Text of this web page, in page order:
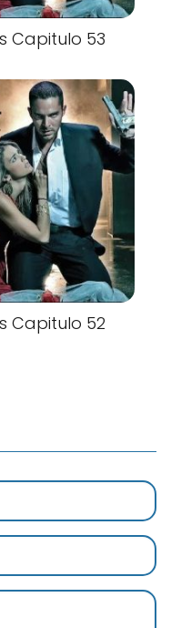
Capitulo 53
Capitulo 52